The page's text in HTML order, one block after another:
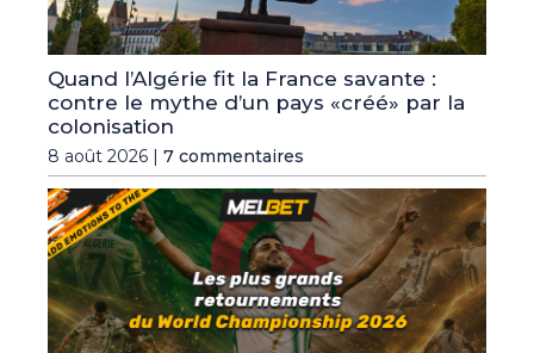
Quand l’Algérie fit la France savante :
contre le mythe d’un pays «créé» par la
colonisation
8 août 2026 | 7 commentaires